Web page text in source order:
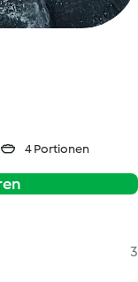
4 Portionen
3